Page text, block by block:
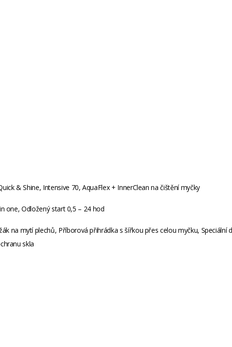
& Shine, Intensive 70, AquaFlex + InnerClean na čištění myčky
one, Odložený start 0,5 – 24 hod
na mytí plechů, Příborová přihrádka s šířkou přes celou myčku, Speciální
skla